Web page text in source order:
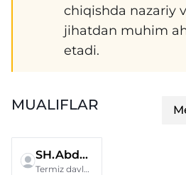
chiqishda nazariy
jihatdan muhim
etadi.
MUALIFLAR
SH.Abdunazarova
Termiz davlat universiteti